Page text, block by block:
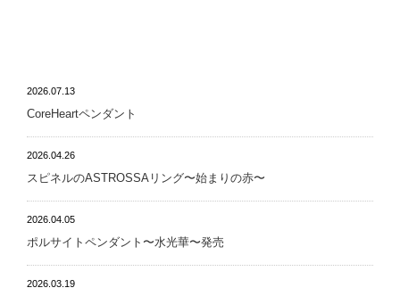
2026.07.13
CoreHeartペンダント
2026.04.26
スピネルのASTROSSAリング〜始まりの赤〜
2026.04.05
ポルサイトペンダント〜水光華〜発売
2026.03.19